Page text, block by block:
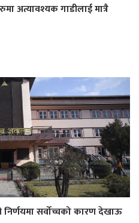
अत्यावश्यक गाडीलाई मात्रै
सर्वोच्चको कारण देखाऊ